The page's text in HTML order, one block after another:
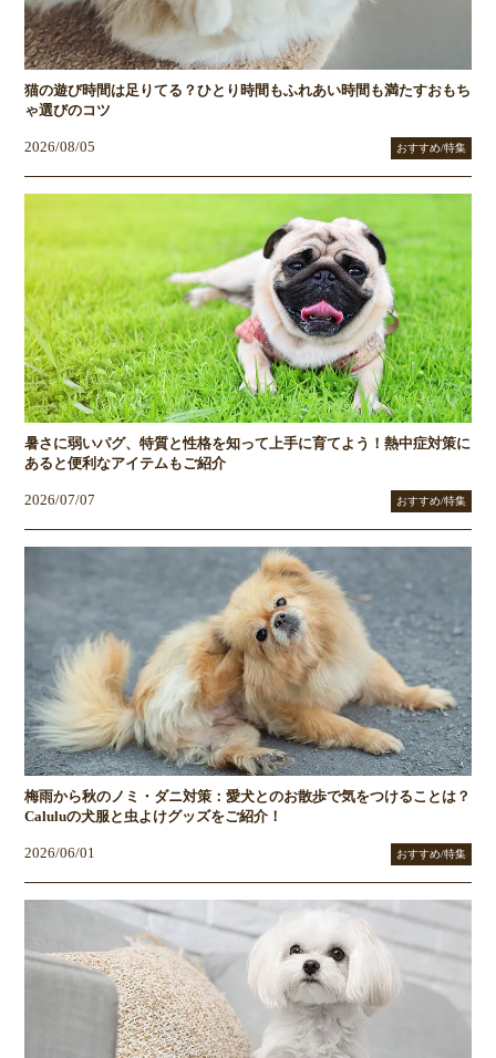
猫の遊び時間は足りてる？ひとり時間もふれあい時間も満たすおもち
ゃ選びのコツ
2026/08/05 おすすめ/特集
暑さに弱いパグ、特質と性格を知って上手に育てよう！熱中症対策に
あると便利なアイテムもご紹介
2026/07/07 おすすめ/特集
梅雨から秋のノミ・ダニ対策：愛犬とのお散歩で気をつけることは？
Caluluの犬服と虫よけグッズをご紹介！
2026/06/01 おすすめ/特集